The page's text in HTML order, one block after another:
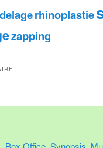
rhinoplastie
zapping